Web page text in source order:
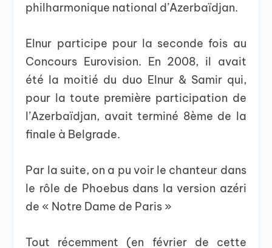
philharmonique national d’Azerbaïdjan.
Elnur participe pour la seconde fois au
Concours Eurovision. En 2008, il avait
été la moitié du duo Elnur & Samir qui,
pour la toute première participation de
l’Azerbaïdjan, avait terminé 8ème de la
finale à Belgrade.
Par la suite, on a pu voir le chanteur dans
le rôle de Phoebus dans la version azéri
de « Notre Dame de Paris »
Tout récemment (en février de cette